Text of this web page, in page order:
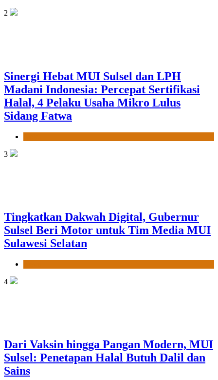
2
Sinergi Hebat MUI Sulsel dan LPH
Madani Indonesia: Percepat Sertifikasi
Halal, 4 Pelaku Usaha Mikro Lulus
Sidang Fatwa
3
Tingkatkan Dakwah Digital, Gubernur
Sulsel Beri Motor untuk Tim Media MUI
Sulawesi Selatan
4
Dari Vaksin hingga Pangan Modern, MUI
Sulsel: Penetapan Halal Butuh Dalil dan
Sains